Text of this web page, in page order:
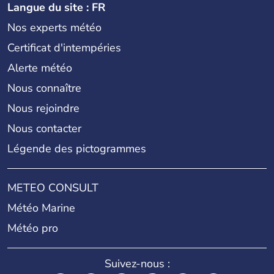
Langue du site : FR
Nos experts météo
Certificat d'intempéries
Alerte météo
Nous connaître
Nous rejoindre
Nous contacter
Légende des pictogrammes
METEO CONSULT
Météo Marine
Météo pro
Suivez-nous :